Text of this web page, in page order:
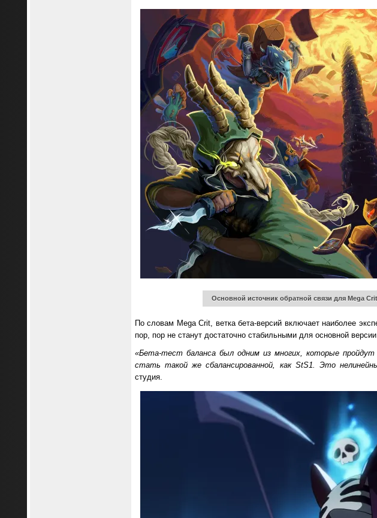
Основной источник обратной связи для Mega
По словам Mega Crit, ветка бета-версий включает наиболее
пор, пор не станут достаточно стабильными для основной
«Бета-тест баланса был одним из многих, которые
стать такой же сбалансированной, как StS1. Это
студия.